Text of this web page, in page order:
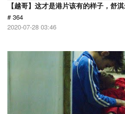
【越哥】这才是港片该有的样子，舒
# 364
2020-07-28 03:46